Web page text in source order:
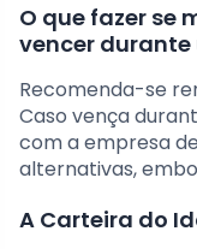
O que fazer se
vencer
Recomenda-se
Caso vença
com a empresa
alternativas,
A Carteira do